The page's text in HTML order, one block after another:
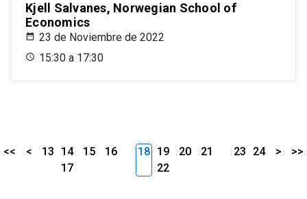
Kjell Salvanes, Norwegian School of
Economics
23 de Noviembre de 2022
15:30 a 17:30
<< < 13 14 15
16
17
18 19 20
21
22
23 24 > >>